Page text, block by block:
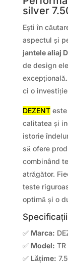
silver
Ești în
aspectul și
jantele aliaj
de design
ci o
DEZENTeste
calitatea și
istorie
să ofere
combinând
atrăgător.
teste
optimă și o
✅ Marca:
✅ Model:
✅ Lățime: